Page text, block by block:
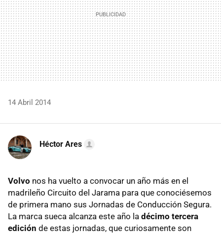
14 Abril 2014
Héctor Ares
Volvo nos ha vuelto a convocar un año más en el
madrileño Circuito del Jarama para que conociésemos
de primera mano sus Jornadas de Conducción Segura.
La marca sueca alcanza este año la décimo tercera
edición de estas jornadas, que curiosamente son